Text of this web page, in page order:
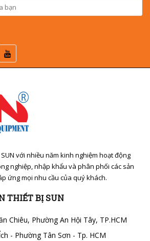
với nhiều năm kinh nghiệm hoạt động
nghiệp, nhập khẩu và phân phối các sản
ứng mọi nhu cầu của quý khách.
THIẾT BỊ SUN
Chiêu, Phường An Hội Tây, TP.HCM
- Phường Tân Sơn - Tp. HCM